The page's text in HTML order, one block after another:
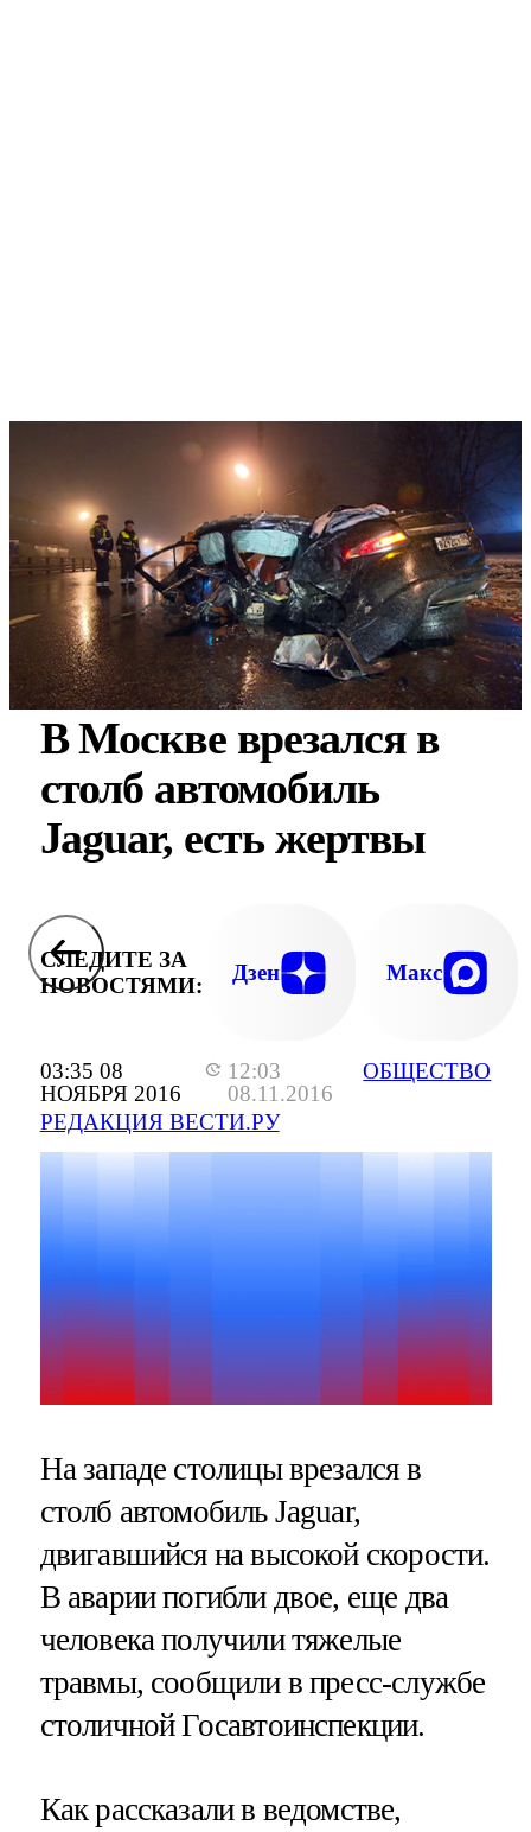
03:35 08
НОЯБРЯ 2016
12:03
08.11.2016
РЕДАКЦИЯ ВЕСТИ.РУ
ОБЩЕСТВО
В Москве врезался в
столб автомобиль
Jaguar, есть жертвы
СЛЕДИТЕ ЗА
НОВОСТЯМИ:
Дзен Макс
На западе столицы врезался в
столб автомобиль Jaguar,
двигавшийся на высокой скорости.
В аварии погибли двое, еще два
человека получили тяжелые
травмы, сообщили в пресс-службе
столичной Госавтоинспекции.
Как рассказали в ведомстве,